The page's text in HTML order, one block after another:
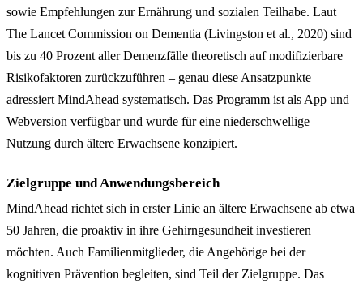
sowie Empfehlungen zur Ernährung und sozialen Teilhabe. Laut
The Lancet Commission on Dementia (Livingston et al., 2020) sind
bis zu 40 Prozent aller Demenzfälle theoretisch auf modifizierbare
Risikofaktoren zurückzuführen – genau diese Ansatzpunkte
adressiert MindAhead systematisch. Das Programm ist als App und
Webversion verfügbar und wurde für eine niederschwellige
Nutzung durch ältere Erwachsene konzipiert.
Zielgruppe und Anwendungsbereich
MindAhead richtet sich in erster Linie an ältere Erwachsene ab etwa
50 Jahren, die proaktiv in ihre Gehirngesundheit investieren
möchten. Auch Familienmitglieder, die Angehörige bei der
kognitiven Prävention begleiten, sind Teil der Zielgruppe. Das